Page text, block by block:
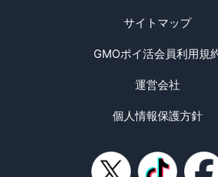
サイトマップ
GMOポイ活会員利用規
運営会社
個人情報保護方針